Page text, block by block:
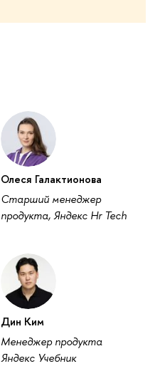
Олеся Галактионова
Старший менеджер
продукта, Яндекс Hr Tech
Дин Ким
Менеджер продукта
Яндекс Учебник